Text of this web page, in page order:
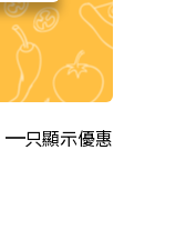
只顯示優惠